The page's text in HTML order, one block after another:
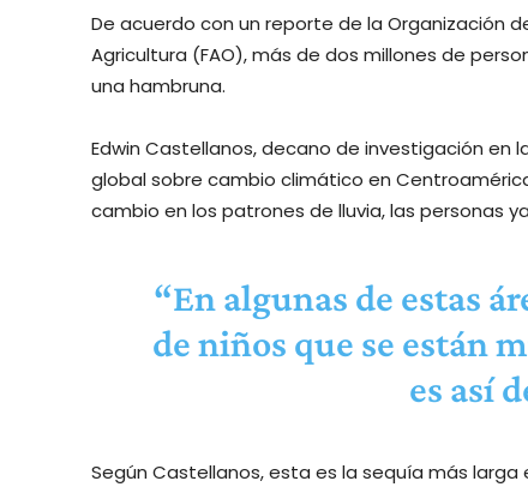
De acuerdo con un reporte de la Organización
Agricultura (FAO), más de dos millones de
una hambruna.
Edwin Castellanos, decano de investigación en
global sobre cambio climático en
cambio en los patrones de lluvia, las personas
“En algunas de estas
de niños que se están
es así
Según Castellanos, esta es la sequía más